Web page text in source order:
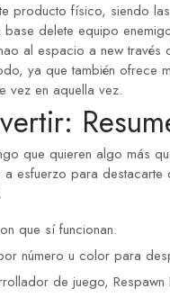
producto físico, siendo
delete equipo
al espacio a new
ya que también ofrece
vez en aquella vez.
que quieren algo más
esfuerzo para
.
que sí funcionan.
número u color para
de juego, Respawn